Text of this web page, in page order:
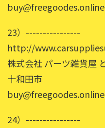
buy@freegoodes.online
23）----------------
http://
株式会社 パーツ雑貨屋
十和田市
buy@freegoodes.online
24）----------------